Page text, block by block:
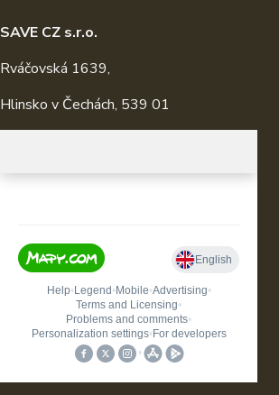
SAVE CZ s.r.o.
Rváčovská 1639,
Hlinsko v Čechách, 539 01